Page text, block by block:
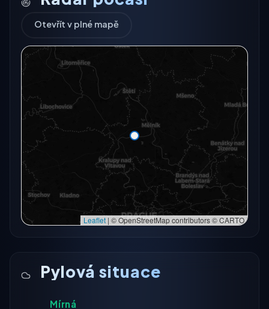
Otevřít v plné mapě
Radarový snímek momentálně není dostupný.
Otevřít v plné mapě
Zkusit znovu
Otevřít v plné mapě →
Leaflet | © OpenStreetMap contributors © CARTO
Pylová situace
Mírná